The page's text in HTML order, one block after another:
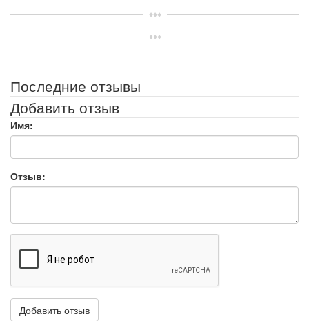
Последние отзывы
Добавить отзыв
Имя:
Отзыв: